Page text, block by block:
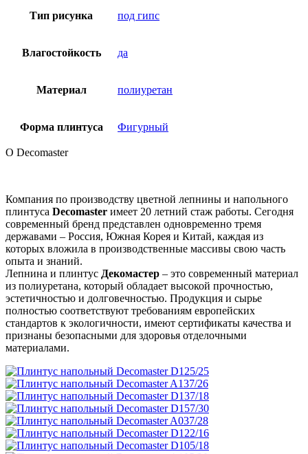
Тип рисунка под гипс
Влагостойкость да
Материал полиуретан
Форма плинтуса Фигурный
О Decomaster
Компания по производству цветной лепнины и напольного
плинтуса Decomaster имеет 20 летний стаж работы. Сегодня
современный бренд представлен одновременно тремя
державами – Россия, Южная Корея и Китай, каждая из
которых вложила в производственные массивы свою часть
опыта и знаний.
Лепнина и плинтус Декомастер – это современный материал
из полиуретана, который обладает высокой прочностью,
эстетичностью и долговечностью. Продукция и сырье
полностью соответствуют требованиям европейских
стандартов к экологичности, имеют сертификаты качества и
признаны безопасными для здоровья отделочными
материалами.